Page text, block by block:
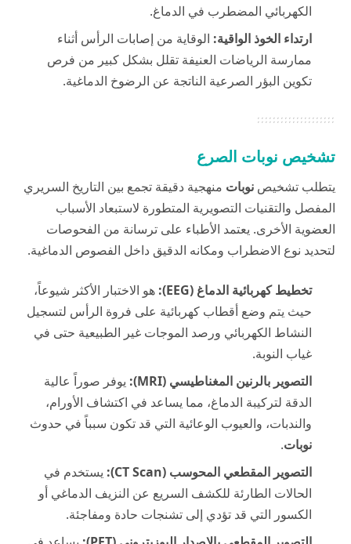
الكهربائي المضطرب في الدماغ.
ارتداء الخوذ الواقية: الوقاية من إصابات الرأس أثناء
ممارسة الرياضات العنيفة تقلل بشكل كبير من فرص
تكوين البؤر الصرعية الناتجة عن الرضوخ الدماغية.
تشخيص نوبات الصرع
يتطلب تشخيص نوبات منهجية دقيقة تجمع بين التاريخ السريري
المفصل والتقنيات التصويرية المتطورة لاستبعاد الأسباب
العضوية الأخرى. يعتمد الأطباء على ترسانة من الفحوصات
لتحديد نوع الاضطراب ومكانه الدقيق داخل الفصوص الدماغية.
تخطيط كهربائية الدماغ (EEG):
هو الاختبار الأكثر شيوعاً،
حيث يتم وضع أقطاب كهربائية على فروة الرأس لتسجيل
النشاط الكهربائي ورصد الموجات غير الطبيعية حتى في
غياب النوبة.
التصوير بالرنين المغناطيسي (MRI):
يوفر صوراً عالية
الدقة لتركيبة الدماغ، مما يساعد في اكتشاف الأورام،
والندبات، والعيوب الوعائية التي قد تكون سبباً في حدوث
نوبات.
التصوير المقطعي المحوسب (CT Scan):
يستخدم في
الحالات الطارئة للكشف السريع عن النزيف الدماغي أو
الكسور التي قد تؤدي إلى تشنجات حادة ومفاجئة.